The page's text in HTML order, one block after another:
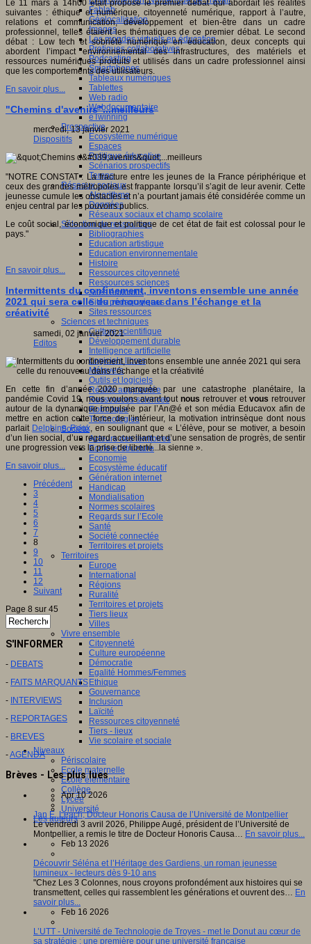
Fablab
Géolocalisation
Images
Les mondes virtuels en éducation
Pratiques collaboratives
Podcasting
Smartphones
Tableaux numériques
Tablettes
Web radio
Webdocumentaire
eTwinning
Prospective
Ecosystème numérique
Espaces
Politique éducative
Scénarios prospectifs
Temps
Réseaux sociaux
Algorithme
Données
Réseaux sociaux et champ scolaire
Sélection de ressources
Bibliographies
Education artistique
Education environnementale
Histoire
Ressources citoyenneté
Ressources sciences
Sites éducatifs
Sites pédagogiques
Sites ressources
Sciences et techniques
Culture scientifique
Développement durable
Intelligence artificielle
Logiciels libres
Métavers
Outils et logiciels
Réalité augmentée
Ressources sciences
Robotique
Technologies
Société
Acteurs des territoires
Ecole et structure
Economie
Ecosystème éducatif
Génération internet
Handicap
Mondialisation
Normes scolaires
Regards sur l’Ecole
Santé
Société connectée
Territoires et projets
Territoires
Europe
International
Régions
Ruralité
Territoires et projets
Tiers lieux
Villes
Vivre ensemble
Citoyenneté
Culture européenne
Démocratie
Egalité Hommes/Femmes
Ethique
Gouvernance
Inclusion
Laïcité
Ressources citoyenneté
Tiers - lieux
Vie scolaire et sociale
Niveaux
Périscolaire
Ecole maternelle
Ecole élémentaire
Collège
Lycée
Université
Les auteurs
Le 11 mars à 14h00 était proposé le premier débat qui abordait les réalités
suivantes : éthique et numérique, citoyenneté numérique, rapport à l’autre,
relations et communication, développement et bien-être dans un cadre
professionnel, telles étaient les thématiques de ce premier débat. Le second
débat : Low tech et sobriété numérique en éducation, deux concepts qui
abordent l’impact environnemental des infrastructures, des matériels et
ressources numériques produits et utilisés dans un cadre professionnel ainsi
que les comportements des utilisateurs.
En savoir plus...
"Chemins d'avenirs"...meilleurs
mercredi, 13 janvier 2021
Dispositifs
"NOTRE CONSTAT : La fracture entre les jeunes de la France périphérique et
ceux des grandes métropoles est frappante lorsqu’il s’agit de leur avenir. Cette
jeunesse cumule les obstacles et n’a pourtant jamais été considérée comme un
enjeu central par les pouvoirs publics.
Le coût social, économique et politique de cet état de fait est colossal pour le
pays."
En savoir plus...
Intermittents du confinement, inventons ensemble une année
2021 qui sera celle du renouveau dans l’échange et la
créativité
samedi, 02 janvier 2021
Editos
En cette fin d’année 2020 marquée par une catastrophe planétaire, la
pandémie Covid 19, nous voulons avant tout nous retrouver et vous retrouver
autour de la dynamique impulsée par l’An@é et son média Educavox afin de
mettre en action cette force de l’intérieur, la motivation intrinsèque dont nous
parlait Delphine Roux, en soulignant que « L’élève, pour se motiver, a besoin
d’un lien social, d’un regard accueillant et d’une sensation de progrès, de sentir
une progression vers la prise de liberté...la sienne ».
En savoir plus...
Précédent
3
4
5
6
7
8
9
10
11
12
Suivant
Page 8 sur 45
S'INFORMER
- DEBATS
- FAITS MARQUANTS
- INTERVIEWS
- REPORTAGES
- BREVES
-AGENDA
Brèves - Les plus lues
Apr 10 2026
Jan E. Leach, Docteur Honoris Causa de l’Université de Montpellier
Le vendredi 3 avril 2026, Philippe Augé, président de l’Université de
Montpellier, a remis le titre de Docteur Honoris Causa… En savoir plus...
Feb 13 2026
Découvrir Séléna et l’Héritage des Gardiens, un roman jeunesse
lumineux - lecteurs dès 9-10 ans
"Chez Les 3 Colonnes, nous croyons profondément aux histoires qui se
transmettent, celles qui rassemblent les générations et ouvrent des… En
savoir plus...
Feb 16 2026
L’UTT - Université de Technologie de Troyes - met le Donut au cœur de
sa stratégie : une première pour une université française